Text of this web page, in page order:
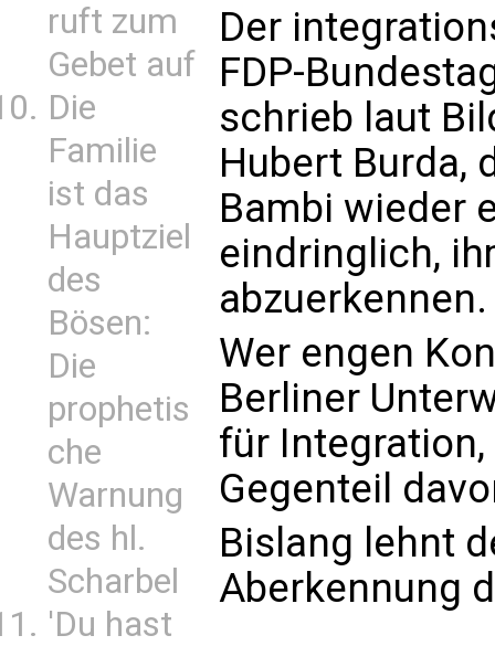
ruft zum
Gebet auf
Die
Familie
ist das
Hauptziel
des
Bösen:
Die
prophetis
che
Warnung
des hl.
Scharbel
'Du hast
Der
FDP-
schrieb laut
Hubert Burda,
Bambi wieder
eindringlich,
abzuerkennen.
Wer engen
Berliner
für Integration,
Gegenteil
Bislang lehnt
Aberkennung